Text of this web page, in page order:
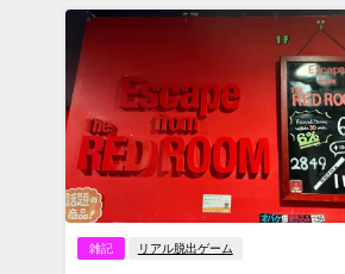
雑記 リアル脱出ゲーム